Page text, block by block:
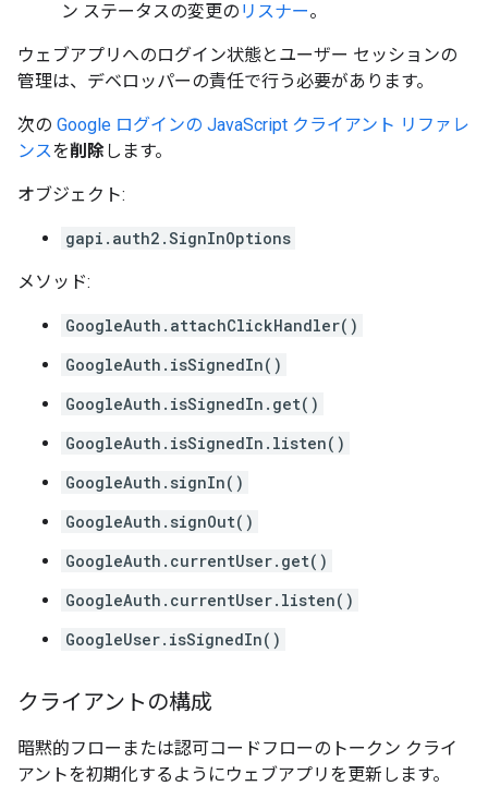
ン ステータスの変更の リスナー。
ウェブアプリへのログイン状態とユーザー セッションの
管理は、デベロッパーの責任で行う必要があります。
次の Google ログインの JavaScript クライアント リファレ
ンスを削除します。
オブジェクト:
gapi.auth2.SignInOptions
メソッド:
GoogleAuth.attachClickHandler()
GoogleAuth.isSignedIn()
GoogleAuth.isSignedIn.get()
GoogleAuth.isSignedIn.listen()
GoogleAuth.signIn()
GoogleAuth.signOut()
GoogleAuth.currentUser.get()
GoogleAuth.currentUser.listen()
GoogleUser.isSignedIn()
クライアントの構成
暗黙的フローまたは認可コードフローのトークン クライ
アントを初期化するようにウェブアプリを更新します。